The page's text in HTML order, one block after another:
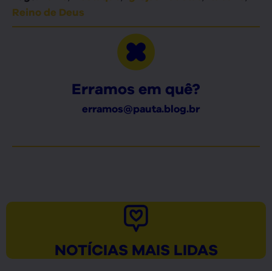
Reino de Deus
Erramos em quê?
erramos@pauta.blog.br
NOTÍCIAS MAIS LIDAS